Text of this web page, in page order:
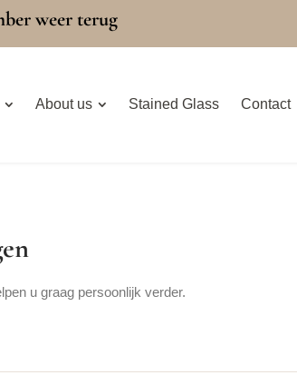
weer terug
About us Stained Glass Contact
u graag persoonlijk verder.